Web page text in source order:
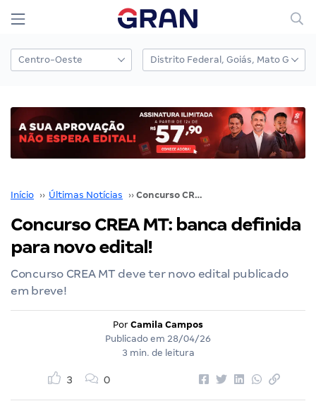
Início ›› Últimas Notícias ›› Concurso CREA MT: banca definida para novo edital!
Concurso CREA MT: banca definida
para novo edital!
Concurso CREA MT deve ter novo edital publicado
em breve!
Por Camila Campos
Publicado em 28/04/26
3 min. de leitura
3 0